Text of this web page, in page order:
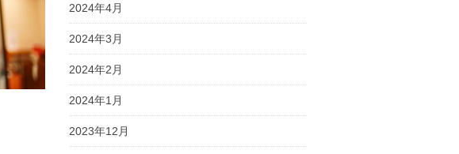
2024年4月
2024年3月
2024年2月
2024年1月
2023年12月